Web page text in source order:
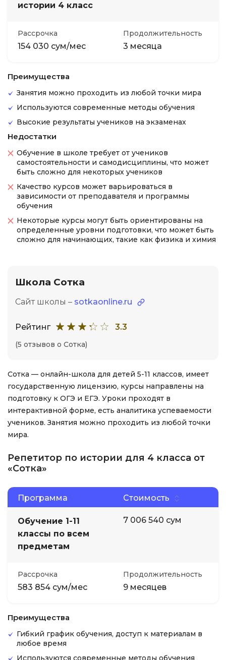
истории 4 класс
Рассрочка
154 030 сум/мес
Продолжительность
3 месяца
Преимущества
Занятия можно проходить из любой точки мира
Используются современные методы обучения
Высокие результаты учеников на экзаменах
Недостатки
Обучение в школе требует от учеников
самостоятельности и самодисциплины, что может
быть сложно для некоторых учеников
Качество курсов может варьироваться в
зависимости от преподавателя и программы
обучения
Некоторые курсы могут быть ориентированы на
определенные уровни подготовки, что может быть
сложно для начинающих, такие как физика и химия
Школа Сотка
Сайт школы – sotkaonline.ru
Рейтинг 3.3
(5 отзывов о Сотка)
Сотка — онлайн-школа для детей 5-11 классов, имеет
государственную лицензию, курсы направлены на
подготовку к ОГЭ и ЕГЭ. Уроки проходят в
интерактивной форме, есть аналитика успеваемости
учеников. Занятия можно проходить из любой точки
мира.
Репетитор по истории для 4 класса от
«Сотка»
Программа Стоимость
Обучение 1-11
классы по всем
предметам
7 006 540 сум
Рассрочка
583 854 сум/мес
Продолжительность
9 месяцев
Преимущества
Гибкий график обучения, доступ к материалам в
любое время
Используются современные методы обучения